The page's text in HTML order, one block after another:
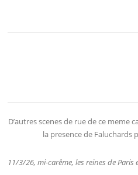
D’autres scenes de rue de ce meme
la presence de Faluchards
11/3/26, mi-carême, les reines de Paris